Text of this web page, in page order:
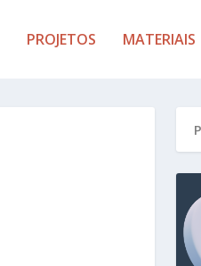
PROJETOS MATERIAIS